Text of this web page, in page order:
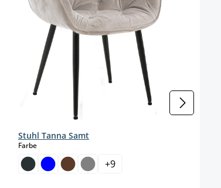
Stuhl Tanna Samt
Farbeauswählen
+9